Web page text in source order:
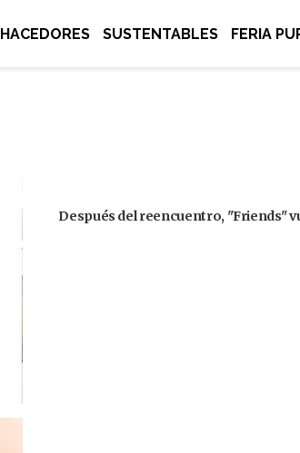
HACEDORES SUSTENTABLES FERIA
Después del reencuentro, "Friends"